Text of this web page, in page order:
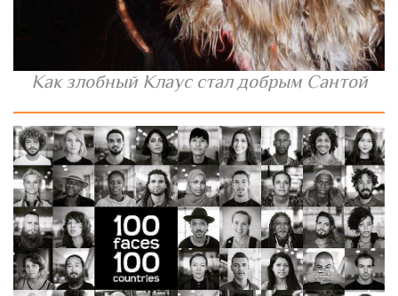
Как злобный Клаус стал добрым Сантой